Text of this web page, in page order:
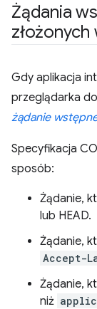
Żądania
złożonych
Gdy aplikacja
przeglądarka
żądanie
Specyfikacja
sposób:
Żądanie,
lub HEAD.
Żądanie,
Accept-
Żądanie,
niż